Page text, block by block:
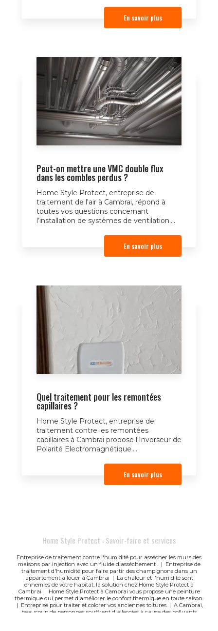
En savoir plus
Peut-on mettre une VMC double flux
dans les combles perdus ?
Home Style Protect, entreprise de
traitement de l'air à Cambrai, répond à
toutes vos questions concernant
l’installation de systèmes de ventilation....
En savoir plus
Quel traitement pour les remontées
capillaires ?
Home Style Protect, entreprise de
traitement contre les remontées
capillaires à Cambrai propose l'Inverseur de
Polarité Electromagnétique....
En savoir plus
Home Style Protect : Savoir-faire et services
Entreprise de traitement contre l'humidité pour assécher les murs des
maisons par injection avec un fluide d'asséchement .
| Entreprise de
traitement d'humidité pour faire partir des champignons dans un
appartement à louer à Cambrai | La chaleur et l'humidité sont
ennemies de votre habitat, la solution chez Home Style Protect à
Cambrai | Home Style Protect à Cambrai vous propose une peinture
thermique qui permet d'améliorer le confort thermique en toute saison.
| Entreprise pour traiter et colorer vos anciennes toitures | A Cambrai,
beaucoup de personnes souffrent d'allergies à cause des polluants